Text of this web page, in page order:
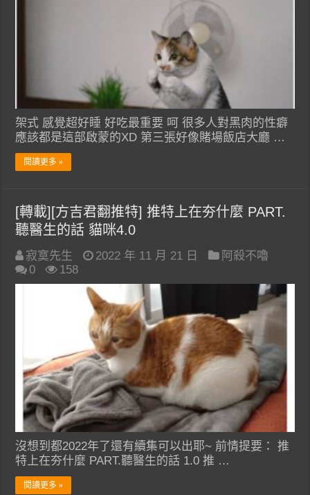
架式 感覺超好睡 好吃最重要 呵 很多人對黑肉的性癖
應該都是這部啟蒙的XD 第三張好像賭場飯店大廳 …
閱讀更多 »
[轉載][方吉君翻推特] 推特上在夯什麼 PART.
聽醫生的話 貓咪4.0
寂寞先生 2022 年 11 月 21 日
阿殺不嚕
0
158
沒想到都2022年了還有續集可以出耶~ 前情提要： 推
特上在夯什麼 PART.聽醫生的話 1.0 推 …
閱讀更多 »